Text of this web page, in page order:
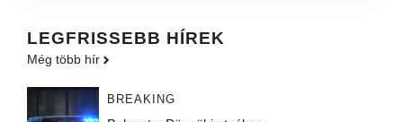
LEGFRISSEBB HÍREK
Még több hír
BREAKING